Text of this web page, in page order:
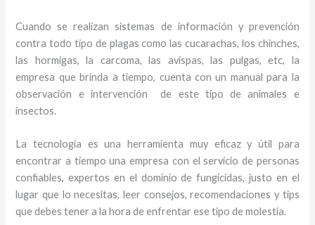
Cuando se realizan sistemas de información y prevención
contra todo tipo de plagas como las cucarachas, los chinches,
las hormigas, la carcoma, las avispas, las pulgas, etc, la
empresa que brinda a tiempo, cuenta con un manual para la
observación e intervención de este tipo de animales e
insectos.
La tecnología es una herramienta muy eficaz y útil para
encontrar a tiempo una empresa con el servicio de personas
confiables, expertos en el dominio de fungicidas, justo en el
lugar que lo necesitas, leer consejos, recomendaciones y tips
que debes tener a la hora de enfrentar ese tipo de molestia.